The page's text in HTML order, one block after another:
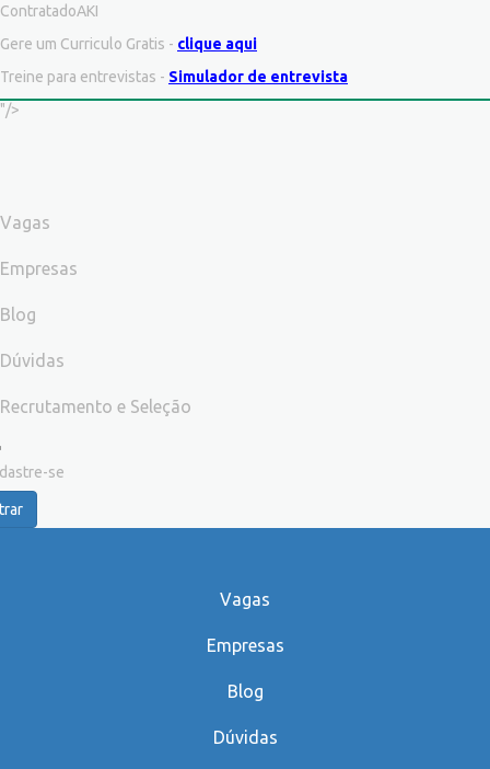
ContratadoAKI
Gere um Curriculo Gratis - clique aqui
Treine para entrevistas - Simulador de entrevista
"/>
Vagas
Empresas
Blog
Dúvidas
Recrutamento e Seleção
se
Vagas
Empresas
Blog
Dúvidas